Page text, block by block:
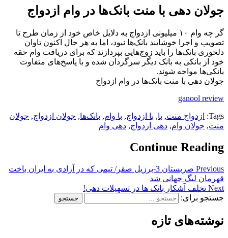
جولان‌ دهی با منت بانک‌ها در وام ازدواج
گر چه وام ۱۰ میلیونی ازدواج به دلایل خاص خود از زمان طرح تا
تصویب و اجرا خوشایند بانک‌ها نبود، اما به هر حال اکنون تاوان
دلخوری بانک‌ها را باید زوج‌هایی بپردازند که برای دریافت وام حقه
خود از بانکی به بانک دیگر سرگردان شده و با پاسخ‌های متفاوت
بانکی‌ها مواجه شوند.
جولان‌ دهی با منت بانک‌ها در وام ازدواج
ganool review
Tags: ازدواج منت, با, با ازدواج, با وام, بانک‌ها, جولان‌ ازدواج, جولان‌
منت, جولان‌ وام, دهی ازدواج, دهی وام
Continue Reading
Previous
صربستان 3-برزیل صقر/ تیمی که در آزادی به ایران باخت
قهرمان لیگ جهانی شد
Next تخلف آشکار بانک‌ ها در تسهیلات‌ دهی!
جستجو برای:
نوشته‌های تازه